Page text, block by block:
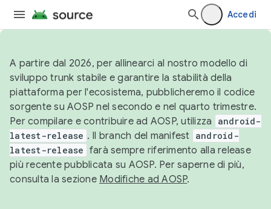
Accedi
A partire dal 2026, per allinearci al nostro modello di
sviluppo trunk stabile e garantire la stabilità della
piattaforma per l'ecosistema, pubblicheremo il codice
sorgente su AOSP nel secondo e nel quarto trimestre.
Per compilare e contribuire ad AOSP, utilizza
android-
latest-release . Il branch del manifest android-
latest-release farà sempre riferimento alla release
più recente pubblicata su AOSP. Per saperne di più,
consulta la sezione Modifiche ad AOSP.